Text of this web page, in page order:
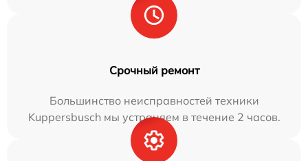
Срочный ремонт
Большинство неисправностей техники
Kuppersbusch мы устраняем в течение 2 часов.